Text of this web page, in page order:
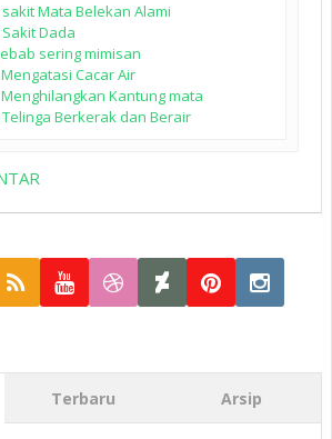
Mata Belekan Alami
Dada
sering mimisan
Cacar Air
Kantung mata
Berkerak dan Berair
Terbaru Arsip